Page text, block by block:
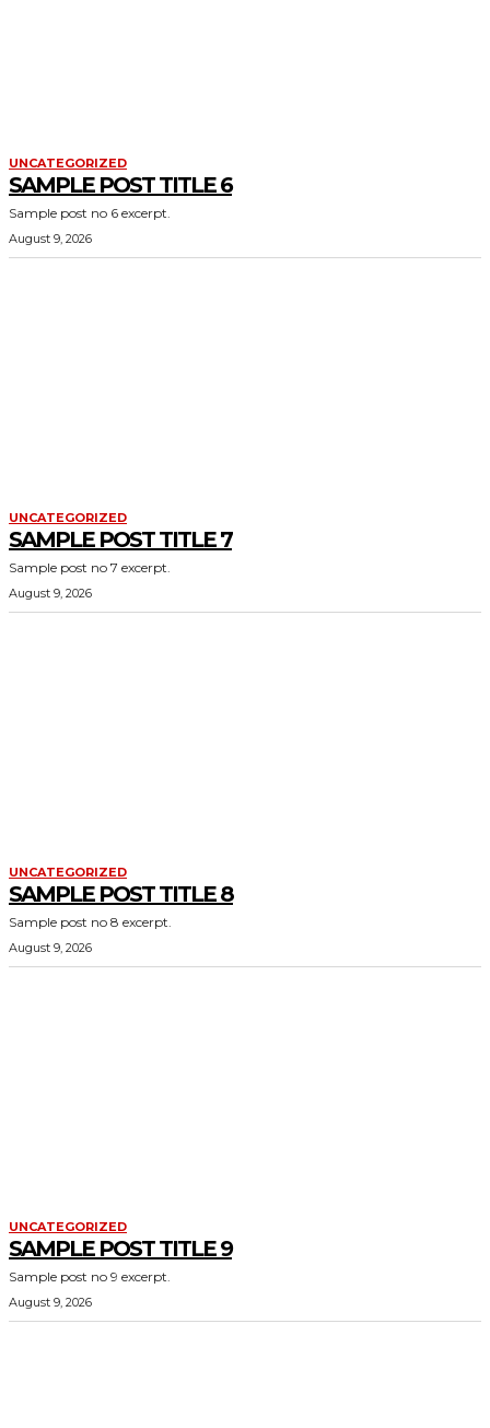
UNCATEGORIZED
SAMPLE POST TITLE 6
Sample post no 6 excerpt.
August 9, 2026
UNCATEGORIZED
SAMPLE POST TITLE 7
Sample post no 7 excerpt.
August 9, 2026
UNCATEGORIZED
SAMPLE POST TITLE 8
Sample post no 8 excerpt.
August 9, 2026
UNCATEGORIZED
SAMPLE POST TITLE 9
Sample post no 9 excerpt.
August 9, 2026